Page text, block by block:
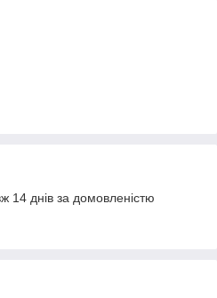
14 днів за домовленістю